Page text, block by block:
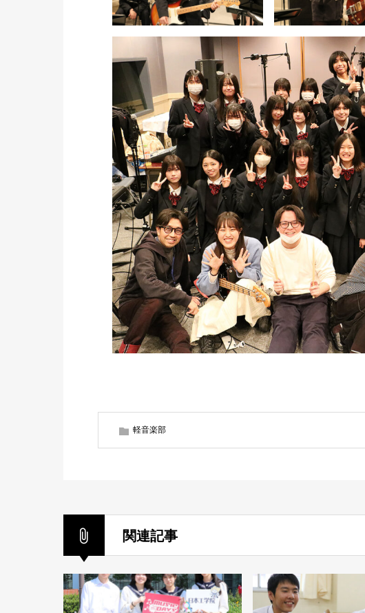
軽音楽部
関連記事